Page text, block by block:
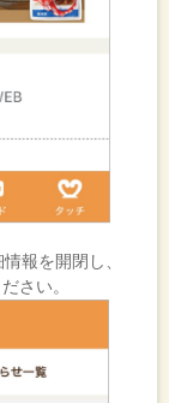
報を開閉し、
さい。